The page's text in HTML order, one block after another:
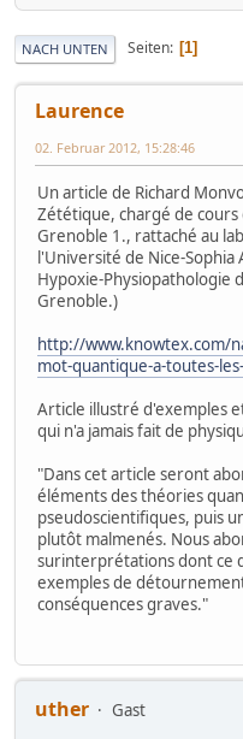
NACH UNTEN Seiten 1
Laurence
02. Februar 2012, 15:28:46
Un article de Richard
Zététique, chargé de
Grenoble 1., rattaché au
l'Université de Nice-
Hypoxie-Physiopathologie
Grenoble.)
http://www.knowtex.com/
mot-quantique-a-toutes-
Article illustré d'exemples
qui n'a jamais fait de
"Dans cet article seront
éléments des théories
pseudoscientifiques, puis
plutôt malmenés. Nous
surinterprétations dont ce
exemples de
conséquences graves."
uther
Gast